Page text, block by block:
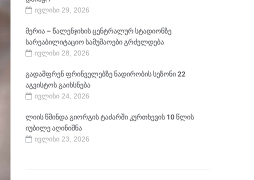
ივლისი 29, 2026
მერია – წალენჯიხის ცენტრალურ სტადიონზე
სარეაბილიტაციო სამუშაოები გრძელდება
ივლისი 28, 2026
გადამფრენ ფრინველებზე ნადირობის სეზონი 22
აგვისტოს გაიხსნება
ივლისი 24, 2026
ლიის წმინდა გიორგის ტაძარში კურთხევის 10 წლის
იუბილე აღინიშნა
ივლისი 23, 2026